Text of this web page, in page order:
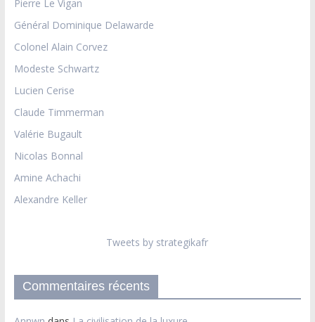
Pierre Le Vigan
Général Dominique Delawarde
Colonel Alain Corvez
Modeste Schwartz
Lucien Cerise
Claude Timmerman
Valérie Bugault
Nicolas Bonnal
Amine Achachi
Alexandre Keller
Tweets by strategikafr
Commentaires récents